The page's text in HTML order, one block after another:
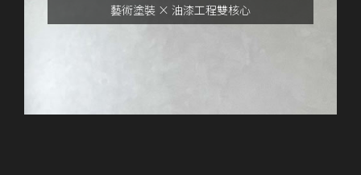
藝術塗裝 × 油漆工程雙核心